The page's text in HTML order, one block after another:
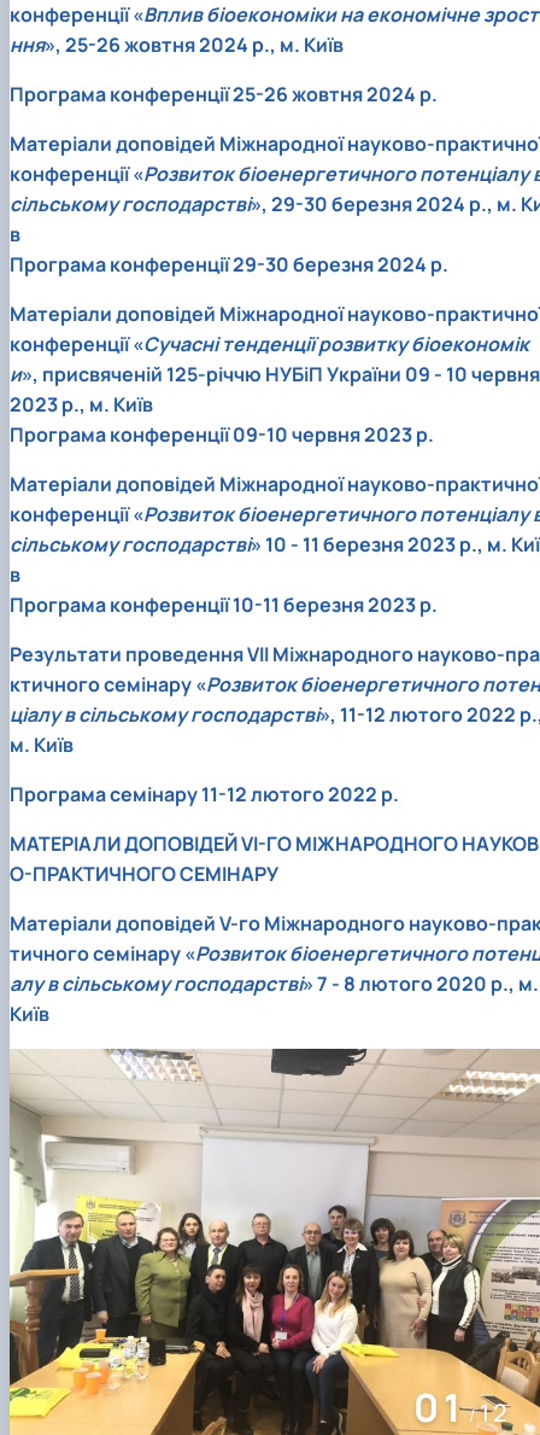
конференції «Вплив біоекономіки на економічне
ння», 25-26 жовтня 2024 р., м. Київ
Програма конференції 25-26 жовтня 2024 р.
Матеріали доповідей Міжнародної науково-
конференції «Розвиток біоенергетичного потенціалу
сільському господарстві», 29-30 березня 2024 р., м.
в
Програма конференції 29-30 березня 2024 р.
Матеріали доповідей Міжнародної науково-
конференції «Сучасні тенденції розвитку біоекономік
и», присвяченій 125-річчю НУБіП України 09 - 10 червня
2023 р., м. Київ
Програма конференції 09-10 червня 2023 р.
Матеріали доповідей Міжнародної науково-
конференції «Розвиток біоенергетичного потенціалу
сільському господарстві» 10 - 11 березня 2023 р., м. Киї
в
Програма конференції 10-11 березня 2023 р.
Результати проведення VІІ Міжнародного науково-пра
ктичного семінару «Розвиток біоенергетичного потен
ціалу в сільському господарстві», 11-12 лютого 2022
м. Київ
Програма семінару 11-12 лютого 2022 р.
МАТЕРІАЛИ ДОПОВІДЕЙ VІ-ГО МІЖНАРОДНОГО НАУКОВ
О-ПРАКТИЧНОГО СЕМІНАРУ
Матеріали доповідей V-го Міжнародного науково-
тичного семінару «Розвиток біоенергетичного
алу в сільському господарстві» 7 - 8 лютого 2020 р., м.
Київ
01/12